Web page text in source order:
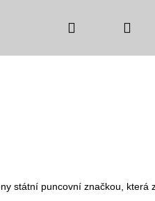
Barva zlata
státní puncovní značkou, která